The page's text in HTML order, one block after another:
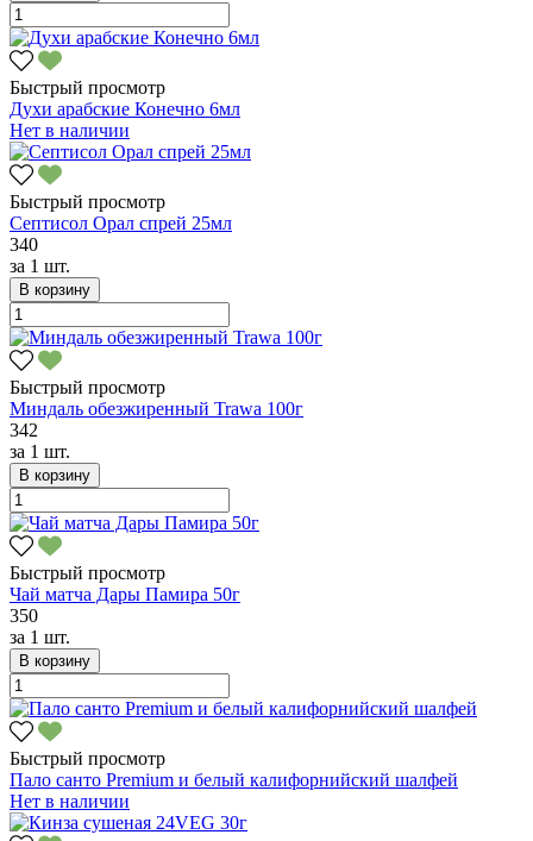
Быстрый просмотр
Духи арабские Конечно 6мл
Нет в наличии
Быстрый просмотр
Септисол Орал спрей 25мл
340
за 1 шт.
В корзину
Быстрый просмотр
Миндаль обезжиренный Trawa 100г
342
за 1 шт.
В корзину
Быстрый просмотр
Чай матча Дары Памира 50г
350
за 1 шт.
В корзину
Быстрый просмотр
Пало санто Premium и белый калифорнийский шалфей
Нет в наличии